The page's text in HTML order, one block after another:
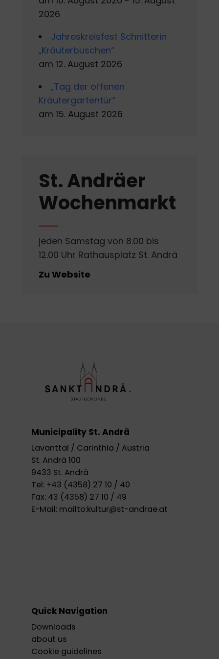
2026
Jahreskreisfest Schnitterin
„Kräuterbuschen“
am 12. August 2026
„Tag der offenen
Kräutergartentür“
am 15. August 2026
St. Andräer
Wochenmarkt
jeden Samstag von 8.00 bis
12.00 Uhr Rathausplatz St. Andrä
Zu Website
Municipality St. Andrä
Lavanttal / Carinthia / Austria
St. Andrä 100
9433 St. Andrä
Tel: +43 (4358) 27 10 / 40
Fax: 43 (4358) 27 10 / 49
E-Mail: mailto:kultur@st-andrae.at
Quick Navigation
Downloads
about us
Cookie guidelines